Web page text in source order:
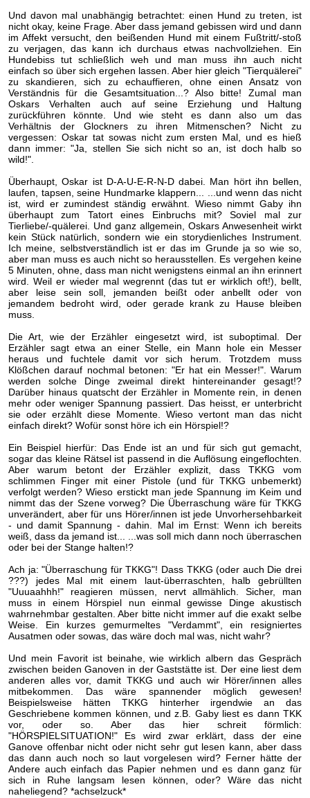
Und davon mal unabhängig betrachtet: einen Hund zu treten, ist
nicht okay, keine Frage. Aber dass jemand gebissen wird und dann
im Affekt versucht, den beißenden Hund mit einem Fußtritt/-stoß
zu verjagen, das kann ich durchaus etwas nachvollziehen. Ein
Hundebiss tut schließlich weh und man muss ihn auch nicht
einfach so über sich ergehen lassen. Aber hier gleich "Tierquälerei"
zu skandieren, sich zu echauffieren, ohne einen Ansatz von
Verständnis für die Gesamtsituation...? Also bitte! Zumal man
Oskars Verhalten auch auf seine Erziehung und Haltung
zurückführen könnte. Und wie steht es dann also um das
Verhältnis der Glockners zu ihren Mitmenschen? Nicht zu
vergessen: Oskar tat sowas nicht zum ersten Mal, und es hieß
dann immer: "Ja, stellen Sie sich nicht so an, ist doch halb so
wild!".
Überhaupt, Oskar ist D-A-U-E-R-N-D dabei. Man hört ihn bellen,
laufen, tapsen, seine Hundmarke klappern... ...und wenn das nicht
ist, wird er zumindest ständig erwähnt. Wieso nimmt Gaby ihn
überhaupt zum Tatort eines Einbruchs mit? Soviel mal zur
Tierliebe/-quälerei. Und ganz allgemein, Oskars Anwesenheit wirkt
kein Stück natürlich, sondern wie ein storydienliches Instrument.
Ich meine, selbstverständlich ist er das im Grunde ja so wie so,
aber man muss es auch nicht so herausstellen. Es vergehen keine
5 Minuten, ohne, dass man nicht wenigstens einmal an ihn erinnert
wird. Weil er wieder mal wegrennt (das tut er wirklich oft!), bellt,
aber leise sein soll, jemanden beißt oder anbellt oder von
jemandem bedroht wird, oder gerade krank zu Hause bleiben
muss.
Die Art, wie der Erzähler eingesetzt wird, ist suboptimal. Der
Erzähler sagt etwa an einer Stelle, ein Mann hole ein Messer
heraus und fuchtele damit vor sich herum. Trotzdem muss
Klößchen darauf nochmal betonen: "Er hat ein Messer!". Warum
werden solche Dinge zweimal direkt hintereinander gesagt!?
Darüber hinaus quatscht der Erzähler in Momente rein, in denen
mehr oder weniger Spannung passiert. Das heisst, er unterbricht
sie oder erzählt diese Momente. Wieso vertont man das nicht
einfach direkt? Wofür sonst höre ich ein Hörspiel!?
Ein Beispiel hierfür: Das Ende ist an und für sich gut gemacht,
sogar das kleine Rätsel ist passend in die Auflösung eingeflochten.
Aber warum betont der Erzähler explizit, dass TKKG vom
schlimmen Finger mit einer Pistole (und für TKKG unbemerkt)
verfolgt werden? Wieso erstickt man jede Spannung im Keim und
nimmt das der Szene vorweg? Die Überraschung wäre für TKKG
unverändert, aber für uns Hörer/innen ist jede Unvorhersehbarkeit
- und damit Spannung - dahin. Mal im Ernst: Wenn ich bereits
weiß, dass da jemand ist... ...was soll mich dann noch überraschen
oder bei der Stange halten!?
Ach ja: "Überraschung für TKKG"! Dass TKKG (oder auch Die drei
???) jedes Mal mit einem laut-überraschten, halb gebrüllten
"Uuuaahhh!" reagieren müssen, nervt allmählich. Sicher, man
muss in einem Hörspiel nun einmal gewisse Dinge akustisch
wahrnehmbar gestalten. Aber bitte nicht immer auf die exakt selbe
Weise. Ein kurzes gemurmeltes "Verdammt", ein resigniertes
Ausatmen oder sowas, das wäre doch mal was, nicht wahr?
Und mein Favorit ist beinahe, wie wirklich albern das Gespräch
zwischen beiden Ganoven in der Gaststätte ist. Der eine liest dem
anderen alles vor, damit TKKG und auch wir Hörer/innen alles
mitbekommen. Das wäre spannender möglich gewesen!
Beispielsweise hätten TKKG hinterher irgendwie an das
Geschriebene kommen können, und z.B. Gaby liest es dann TKK
vor, oder so. Aber das hier schreit förmlich:
"HÖRSPIELSITUATION!" Es wird zwar erklärt, dass der eine
Ganove offenbar nicht oder nicht sehr gut lesen kann, aber dass
das dann auch noch so laut vorgelesen wird? Ferner hätte der
Andere auch einfach das Papier nehmen und es dann ganz für
sich in Ruhe langsam lesen können, oder? Wäre das nicht
naheliegend? *achselzuck*